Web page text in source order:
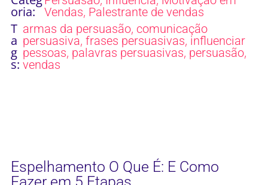
oria:
Vendas, Palestrante de vendas
T
a
g
s:
armas da persuasão, comunicação
persuasiva, frases persuasivas, influenciar
pessoas, palavras persuasivas, persuasão,
vendas
Espelhamento O Que É: E Como